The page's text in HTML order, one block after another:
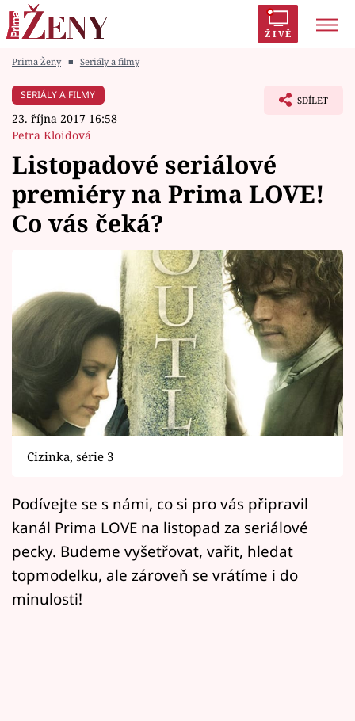
ŽIVĚ
Módní alarm
Témata
Celebrity
Seriály
Horoskopy
Sledujte prima+
Filmový festival Karlovy Vary
Mámy sobě
Přihlášení
Prima Ženy ■ Seriály a filmy
SERIÁLY A FILMY
23. října 2017 16:58
Petra Kloidová
SDÍLET
Listopadové seriálové
premiéry na Prima LOVE!
Co vás čeká?
Cizinka, série 3
Podívejte se s námi, co si pro vás připravil
kanál Prima LOVE na listopad za seriálové
pecky. Budeme vyšetřovat, vařit, hledat
topmodelku, ale zároveň se vrátíme i do
minulosti!